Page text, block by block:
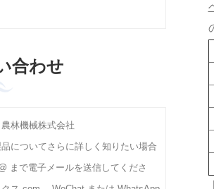
合わせ
林機械株式会社
についてさらに詳しく知りたい場合
まで電子メールを送信してくださ